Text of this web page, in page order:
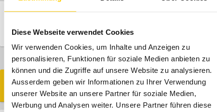
Diese Webseite verwendet Cookies
Wir verwenden Cookies, um Inhalte und Anzeigen zu
personalisieren, Funktionen für soziale Medien anbieten zu
können und die Zugriffe auf unsere Website zu analysieren.
Ausserdem geben wir Informationen zu Ihrer Verwendung
unserer Website an unsere Partner für soziale Medien,
Werbung und Analysen weiter. Unsere Partner führen diese
ADVICE
SIMILAR MODELS